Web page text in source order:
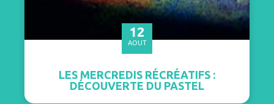
12
AOUT
LES MERCREDIS RÉCRÉATIFS :
DÉCOUVERTE DU PASTEL